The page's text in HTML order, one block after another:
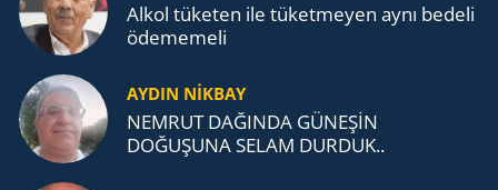
Alkol tü­ke­ten ile tü­ket­me­yen aynı be­de­li
öde­me­me­li
AYDIN NİKBAY
NEMRUT DAĞINDA GÜNEŞİN
DOĞUŞUNA SELAM DURDUK..